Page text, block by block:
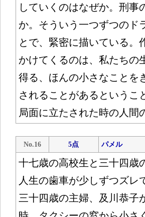
していくのはなぜか。刑事
か。そういう一つずつのド
とで、緊密に描いている。
かけてくるのは、私たちの
得る、ほんの小さなことを
されることがあるというこ
局面に立たされた時の人間
No.16 5点 パメル
十七歳の高校生と三十四歳
人生の歯車が少しずつズレ
三十四歳の主婦、及川恭子